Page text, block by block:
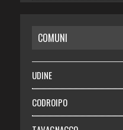
RISPARMIO
SALUTE
Necrologie
Chi siamo
COMUNI
UDINE
CODROIPO